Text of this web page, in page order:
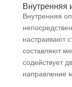
Внутренняя
Внутренняя
настраивают
составляют
содействует
направление